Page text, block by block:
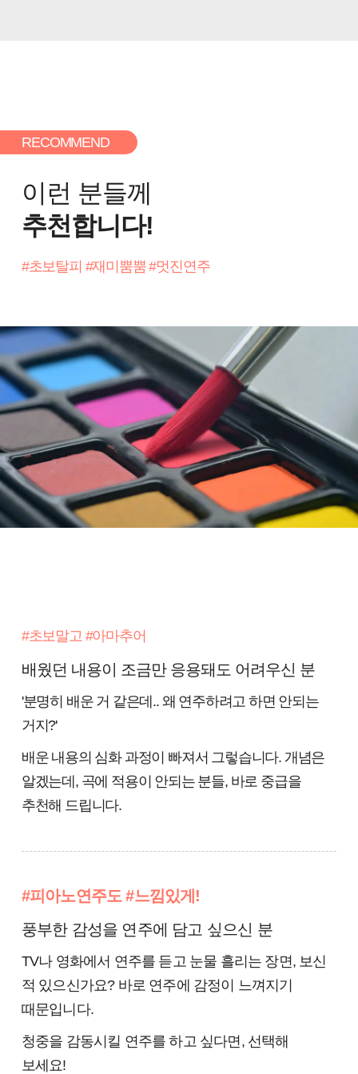
RECOMMEND
이런 분들께
추천합니다!
#초보탈피 #재미뿜뿜 #멋진연주
#초보말고 #아마추어
배웠던 내용이 조금만 응용돼도 어려우신 분
'분명히 배운 거 같은데.. 왜 연주하려고 하면 안되는
거지?'
배운 내용의 심화 과정이 빠져서 그렇습니다. 개념은
알겠는데, 곡에 적용이 안되는 분들, 바로 중급을
추천해 드립니다.
#피아노연주도 #느낌있게!
풍부한 감성을 연주에 담고 싶으신 분
TV나 영화에서 연주를 듣고 눈물 흘리는 장면, 보신
적 있으신가요? 바로 연주에 감정이 느껴지기
때문입니다.
청중을 감동시킬 연주를 하고 싶다면, 선택해
보세요!